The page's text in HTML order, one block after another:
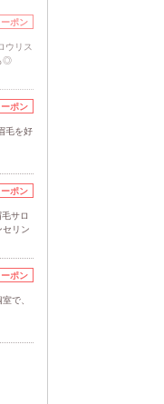
ポン
ウリス
◎
ポン
毛を好
ポン
サロ
リン
ポン
で、